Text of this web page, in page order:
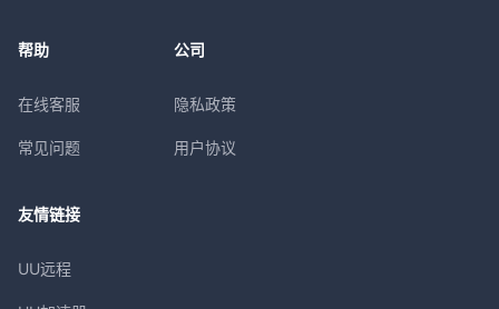
帮助
在线客服
常见问题
公司
隐私政策
用户协议
友情链接
UU远程